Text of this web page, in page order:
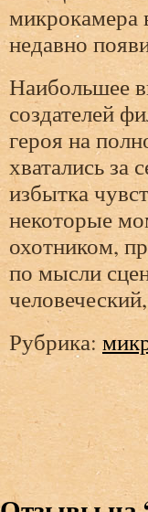
микрокамера
недавно
Наибольшее
создателей
героя на
хватались
избытка
некоторые
охотником,
по мысли
Рубрика: